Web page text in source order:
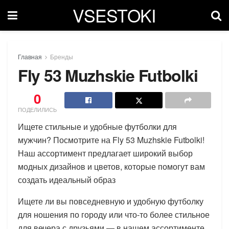
VSESTOKI
Главная Бренды
Fly 53 Muzhskie Futbolki
0
ПОДЕЛИЛИСЬ
Ищете стильные и удобные футболки для
мужчин? Посмотрите на Fly 53 Muzhskie Futbolki!
Наш ассортимент предлагает широкий выбор
модных дизайнов и цветов, которые помогут вам
создать идеальный образ
Ищете ли вы повседневную и удобную футболку
для ношения по городу или что-то более стильное